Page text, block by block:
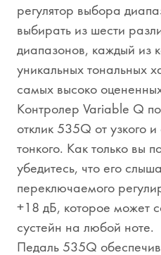
регулятор выбора
выбирать из шести
диапазонов, каждый из
уникальных тональных
самых высоко
Контролер Variable Q
отклик 535Q от узкого
тонкого. Как только вы
убедитесь, что его
переключаемого
+18 дБ, которое может
сустейн на любой ноте.
Педаль 535Q